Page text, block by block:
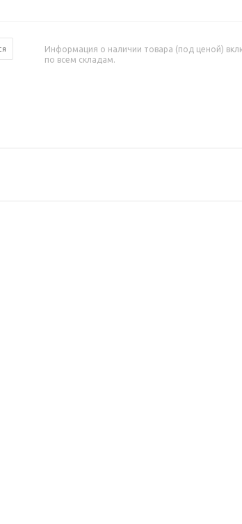
Информация о наличии товара (под ценой)
по всем складам.